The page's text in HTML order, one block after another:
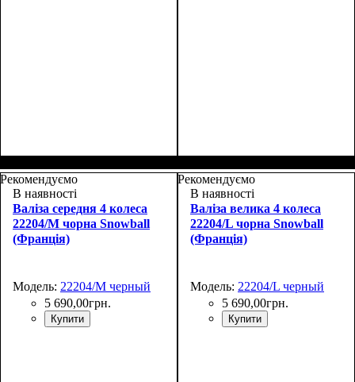
69х43х27+4
80х48х30+4
Рекомендуємо
В наявності
Валіза середня 4 колеса
22204/M чорна Snowball
(Франція)
Модель: 22204/M черный
5 690,00грн.
Купити
Рекомендуємо
В наявності
Валіза велика 4 колеса
22204/L чорна Snowball
(Франція)
Модель: 22204/L черный
5 690,00грн.
Купити